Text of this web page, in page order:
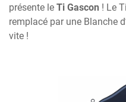
présente le Ti Gascon ! Le
remplacé par une Blanche
vite !